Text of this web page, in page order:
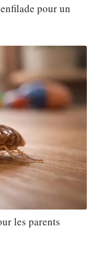
pour un
les parents